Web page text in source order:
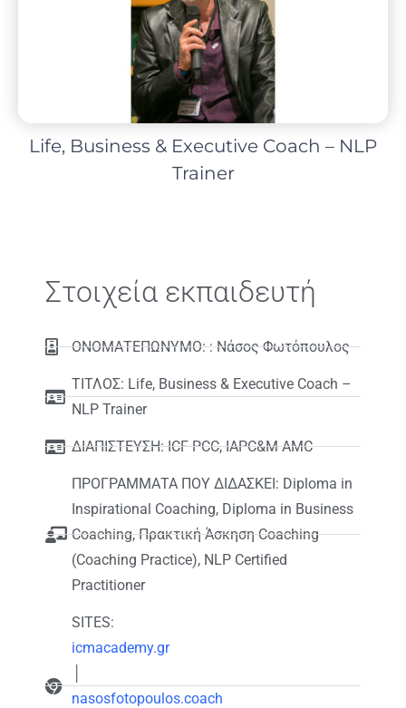
Life, Business & Executive Coach – NLP
Trainer
Στοιχεία εκπαιδευτή
ΟΝΟΜΑΤΕΠΩΝΥΜΟ: : Νάσος Φωτόπουλος
ΤΙΤΛΟΣ: Life, Business & Executive Coach –
NLP Trainer
ΔΙΑΠΙΣΤΕΥΣΗ: ICF PCC, IAPC&M AMC
ΠΡΟΓΡΑΜΜΑΤΑ ΠΟΥ ΔΙΔΑΣΚΕΙ: Diploma in
Inspirational Coaching, Diploma in Business
Coaching, Πρακτική Άσκηση Coaching
(Coaching Practice), NLP Certified
Practitioner
SITES:
icmacademy.gr
nasosfotopoulos.coach